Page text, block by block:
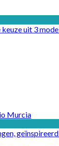
uit 3
geïnspireerd